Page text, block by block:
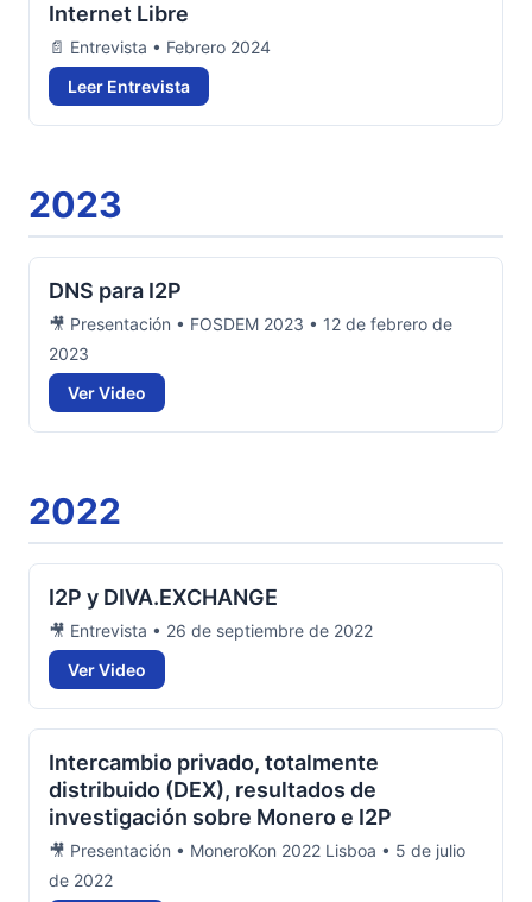
Internet Libre
📄 Entrevista • Febrero 2024
Leer Entrevista
2023
DNS para I2P
🎥 Presentación • FOSDEM 2023 • 12 de febrero de
2023
Ver Video
2022
I2P y DIVA.EXCHANGE
🎥 Entrevista • 26 de septiembre de 2022
Ver Video
Intercambio privado, totalmente
distribuido (DEX), resultados de
investigación sobre Monero e I2P
🎥 Presentación • MoneroKon 2022 Lisboa • 5 de julio
de 2022